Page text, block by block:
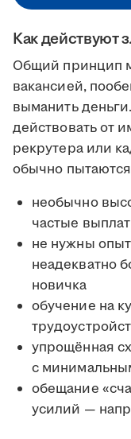
Как действуют
Общий принцип
вакансией,
выманить
действовать от
рекрутера или
обычно
необычно
частые
не нужны
неадекватно
новичка
обучение на
упрощённая
с
обещание
усилий —